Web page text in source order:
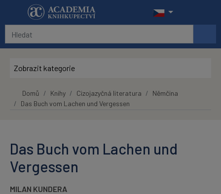
Přeskočit na hlavní obsah
Zobrazit kategorie
Domů Knihy Cizojazyčná literatura
Němčina
Das Buch vom Lachen und Vergessen
Das Buch vom Lachen und
Vergessen
MILAN KUNDERA